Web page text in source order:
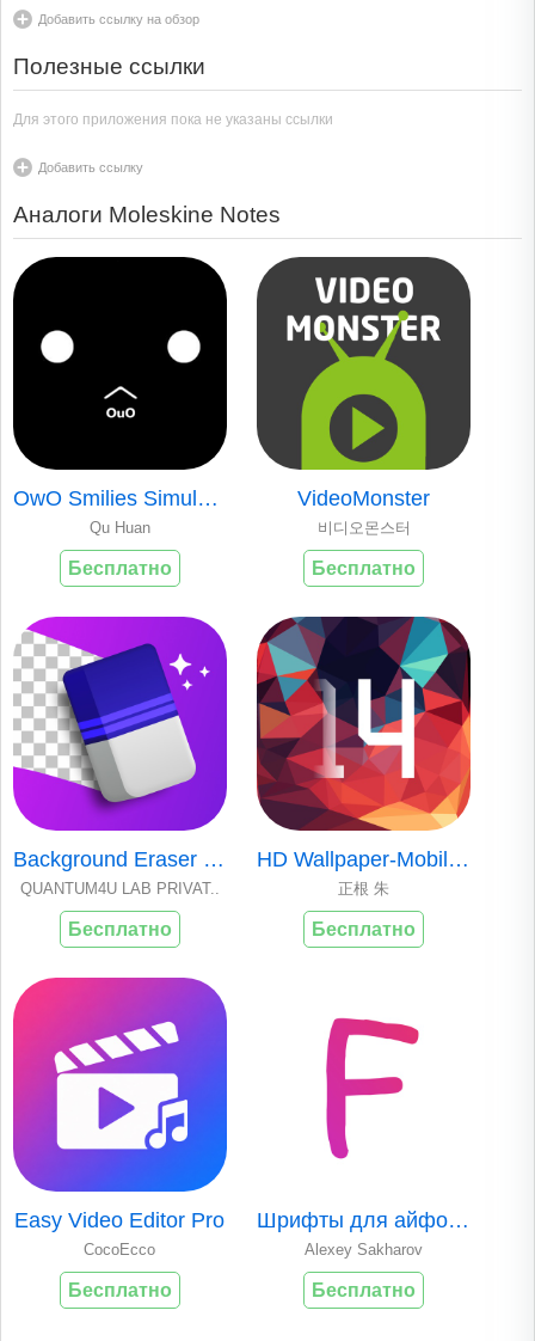
Добавить ссылку на обзор
Полезные ссылки
Для этого приложения пока не указаны ссылки
Добавить ссылку
Аналоги Moleskine Notes
OwO Smilies Simulator!
Qu Huan
Бесплатно
VideoMonster
비디오몬스터
Бесплатно
Background Eraser - BG Remover
QUANTUM4U LAB PRIVAT..
Бесплатно
HD Wallpaper-Mobile Wallpaper
正根 朱
Бесплатно
Easy Video Editor Pro
CocoEcco
Бесплатно
Шрифты для айфона Fonto шрифт
Alexey Sakharov
Бесплатно